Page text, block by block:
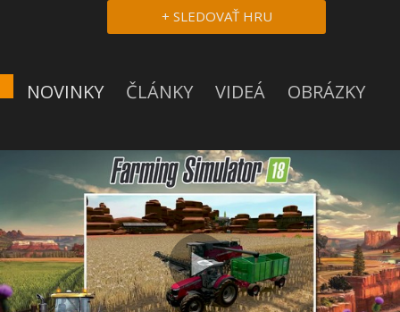
+ SLEDOVAŤ HRU
NOVINKY ČLÁNKY VIDEÁ OBRÁZKY